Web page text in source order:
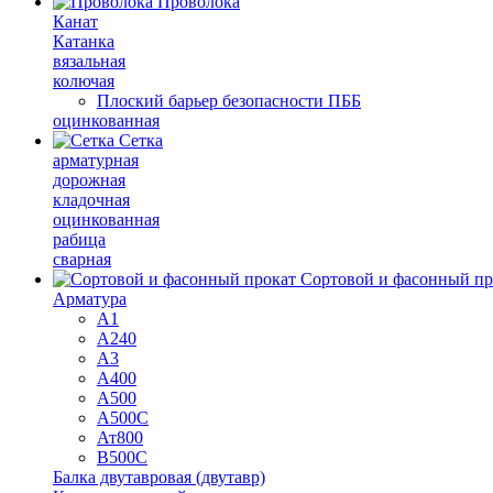
Канат
Катанка
вязальная
колючая
Плоский барьер безопасности ПББ
оцинкованная
Сетка
арматурная
дорожная
кладочная
оцинкованная
рабица
сварная
Сортовой и фасонный
Арматура
А1
А240
А3
А400
А500
А500С
Ат800
В500С
Балка двутавровая (двутавр)